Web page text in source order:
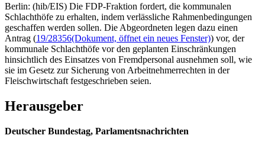
Berlin: (hib/EIS) Die FDP-Fraktion fordert, die kommunalen
Schlachthöfe zu erhalten, indem verlässliche Rahmenbedingungen
geschaffen werden sollen. Die Abgeordneten legen dazu einen
Antrag (19/28356(Dokument, öffnet ein neues Fenster)) vor, der
kommunale Schlachthöfe vor den geplanten Einschränkungen
hinsichtlich des Einsatzes von Fremdpersonal ausnehmen soll, wie
sie im Gesetz zur Sicherung von Arbeitnehmerrechten in der
Fleischwirtschaft festgeschrieben seien.
Herausgeber
Deutscher Bundestag, Parlamentsnachrichten